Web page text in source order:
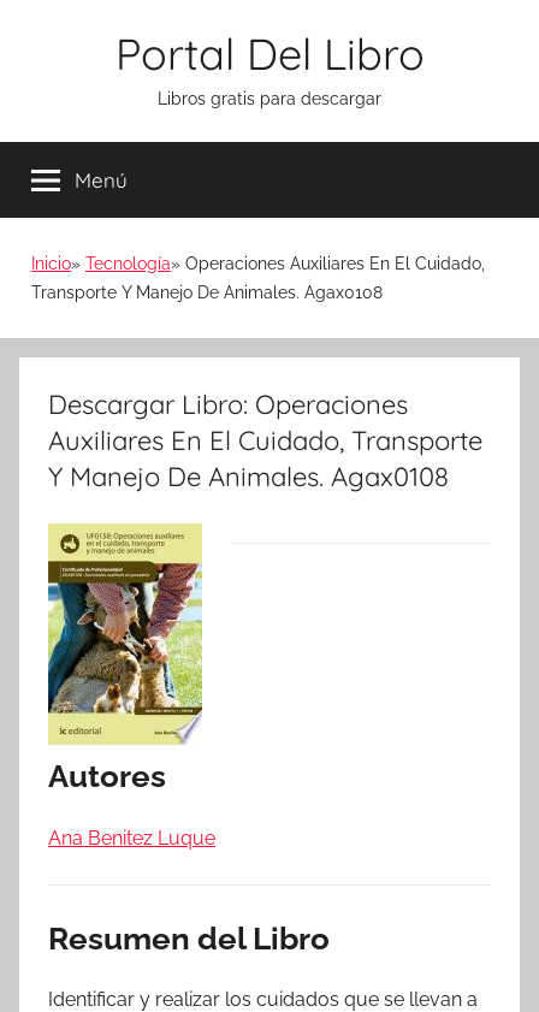
Portal Del Libro
Libros gratis para descargar
Menú
Inicio Tecnología
Operaciones Auxiliares En El Cuidado,
Transporte Y Manejo De Animales. Agax0108
Descargar Libro: Operaciones
Auxiliares En El Cuidado, Transporte
Y Manejo De Animales. Agax0108
Autores
Ana Benitez Luque
Resumen del Libro
Identificar y realizar los cuidados que se llevan a